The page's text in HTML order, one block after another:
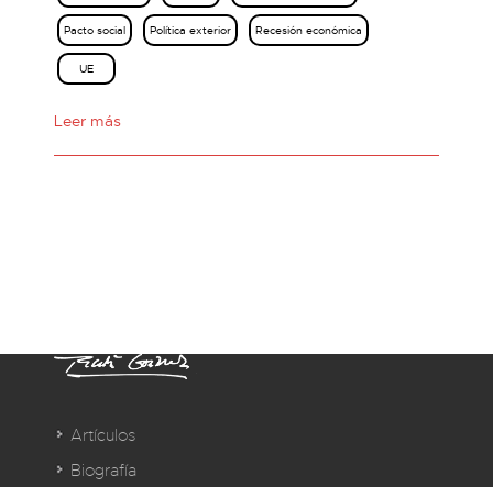
Pacto social Política exterior Recesión económica
UE
Leer más
Artículos
Biografía